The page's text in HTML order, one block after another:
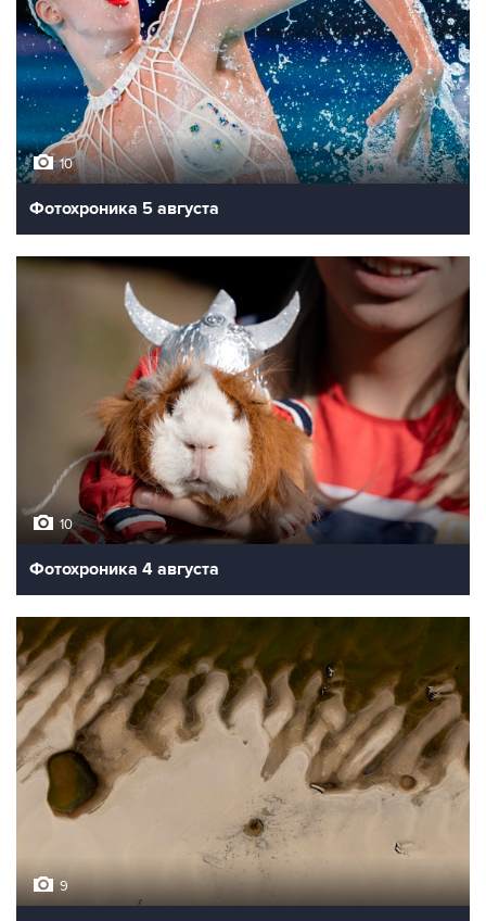
10
Фотохроника 5 августа
10
Фотохроника 4 августа
9